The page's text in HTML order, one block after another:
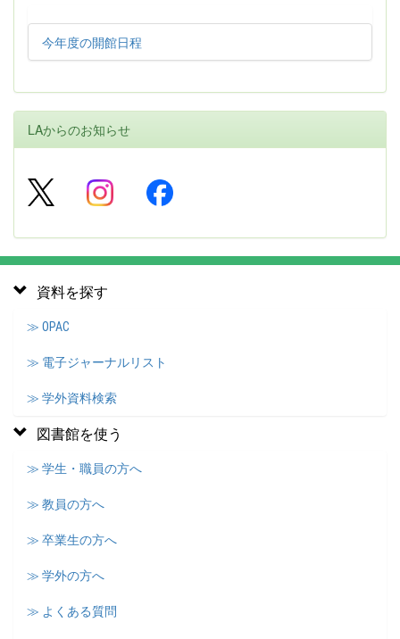
今年度の開館日程
LAからのお知らせ
資料を探す
≫ OPAC
≫ 電子ジャーナルリスト
≫ 学外資料検索
図書館を使う
≫ 学生・職員の方へ
≫ 教員の方へ
≫ 卒業生の方へ
≫ 学外の方へ
≫ よくある質問